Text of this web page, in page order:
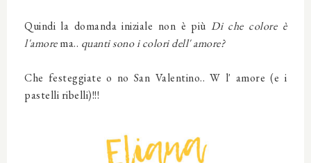
Quindi la domanda iniziale non è piùDi che colore è
l'amorema.. quanti sono i colori dell' amore?
Che festeggiate o no San Valentino.. W l' amore (e i
pastelli ribelli)!!!